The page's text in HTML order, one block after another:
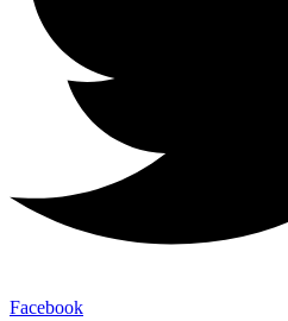
Facebook